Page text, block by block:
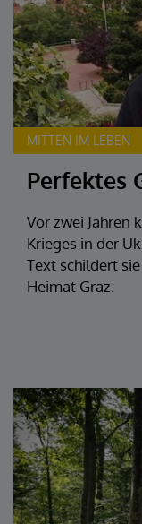
MITTEN IM LEBEN
Perfektes
Vor zwei Jahren
Krieges in der
Text schildert
Heimat Graz.